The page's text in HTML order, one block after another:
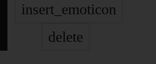
insert_emoticon
delete